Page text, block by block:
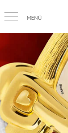
to
content